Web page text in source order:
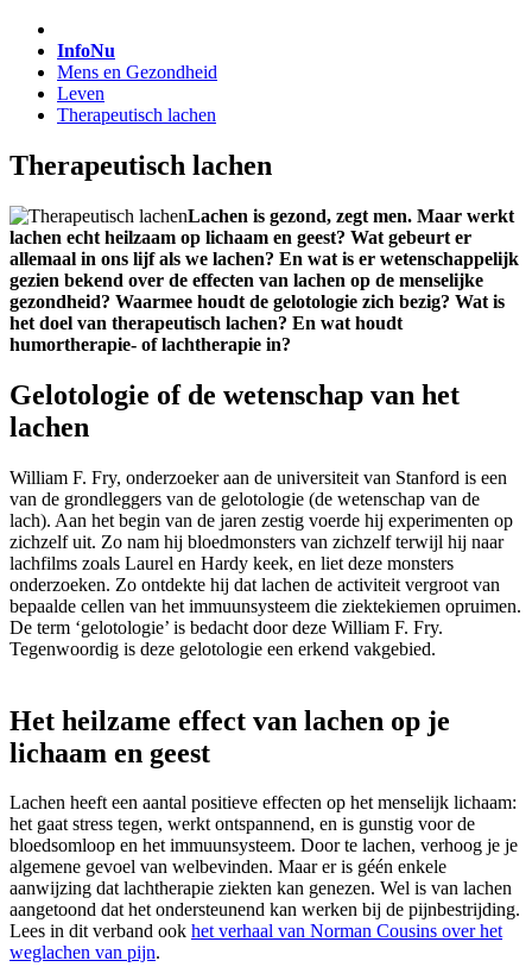
InfoNu
Mens en Gezondheid
Leven
Therapeutisch lachen
Therapeutisch lachen
Lachen is gezond, zegt men. Maar werkt
lachen echt heilzaam op lichaam en geest? Wat gebeurt er
allemaal in ons lijf als we lachen? En wat is er wetenschappelijk
gezien bekend over de effecten van lachen op de menselijke
gezondheid? Waarmee houdt de gelotologie zich bezig? Wat is
het doel van therapeutisch lachen? En wat houdt
humortherapie- of lachtherapie in?
Gelotologie of de wetenschap van het
lachen
William F. Fry, onderzoeker aan de universiteit van Stanford is een
van de grondleggers van de gelotologie (de wetenschap van de
lach). Aan het begin van de jaren zestig voerde hij experimenten op
zichzelf uit. Zo nam hij bloedmonsters van zichzelf terwijl hij naar
lachfilms zoals Laurel en Hardy keek, en liet deze monsters
onderzoeken. Zo ontdekte hij dat lachen de activiteit vergroot van
bepaalde cellen van het immuunsysteem die ziektekiemen opruimen.
De term ‘gelotologie’ is bedacht door deze William F. Fry.
Tegenwoordig is deze gelotologie een erkend vakgebied.
Het heilzame effect van lachen op je
lichaam en geest
Lachen heeft een aantal positieve effecten op het menselijk lichaam:
het gaat stress tegen, werkt ontspannend, en is gunstig voor de
bloedsomloop en het immuunsysteem. Door te lachen, verhoog je je
algemene gevoel van welbevinden. Maar er is géén enkele
aanwijzing dat lachtherapie ziekten kan genezen. Wel is van lachen
aangetoond dat het ondersteunend kan werken bij de pijnbestrijding.
Lees in dit verband ook het verhaal van Norman Cousins over het
weglachen van pijn.